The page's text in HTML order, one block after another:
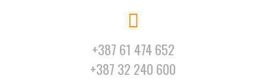
+387 61 474 652
+387 32 240 600